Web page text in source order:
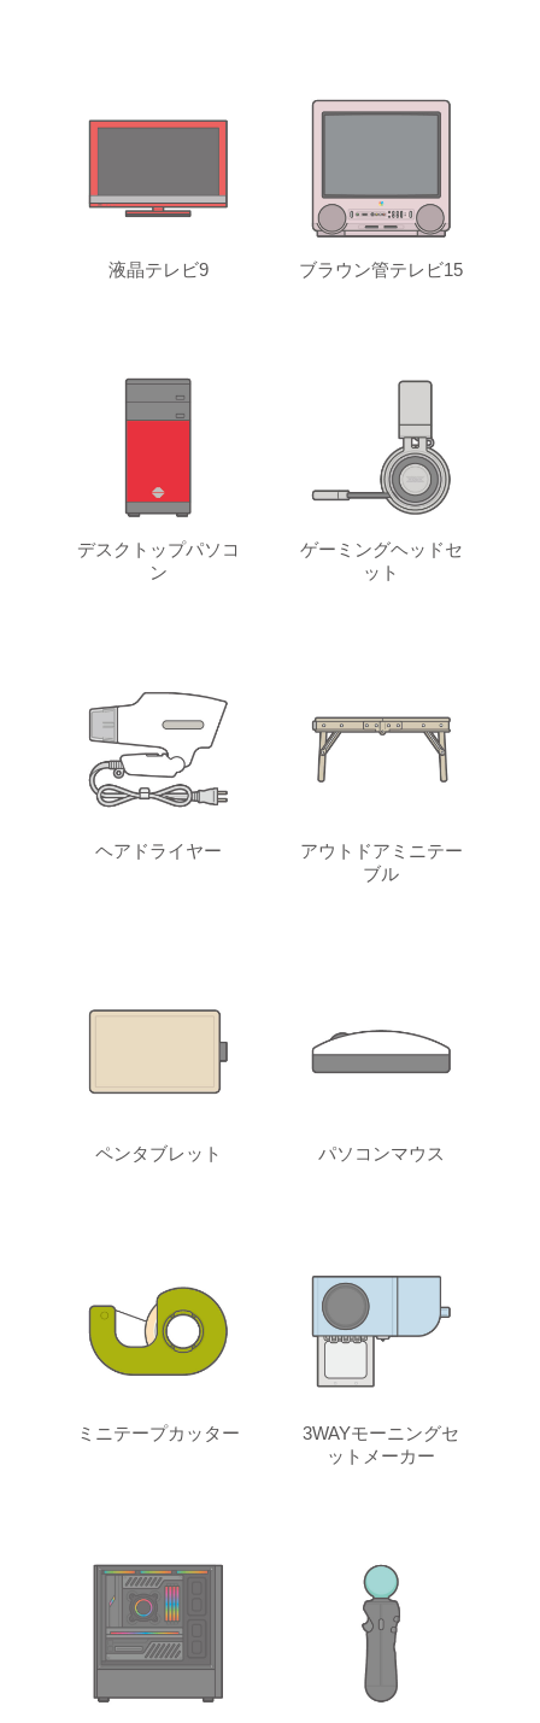
液晶テレビ9 ブラウン管テレビ15
デスクトップパソコ
ン
ゲーミングヘッドセ
ット
ヘアドライヤー
アウトドアミニテー
ブル
ペンタブレット パソコンマウス
ミニテープカッター
3WAYモーニングセ
ットメーカー